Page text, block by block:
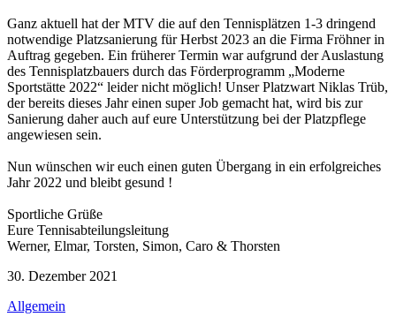
Ganz aktuell hat der MTV die auf den Tennisplätzen 1-3 dringend
notwendige Platzsanierung für Herbst 2023 an die Firma Fröhner in
Auftrag gegeben. Ein früherer Termin war aufgrund der Auslastung
des Tennisplatzbauers durch das Förderprogramm „Moderne
Sportstätte 2022“ leider nicht möglich! Unser Platzwart Niklas Trüb,
der bereits dieses Jahr einen super Job gemacht hat, wird bis zur
Sanierung daher auch auf eure Unterstützung bei der Platzpflege
angewiesen sein.
Nun wünschen wir euch einen guten Übergang in ein erfolgreiches
Jahr 2022 und bleibt gesund !
Sportliche Grüße
Eure Tennisabteilungsleitung
Werner, Elmar, Torsten, Simon, Caro & Thorsten
30. Dezember 2021
Allgemein